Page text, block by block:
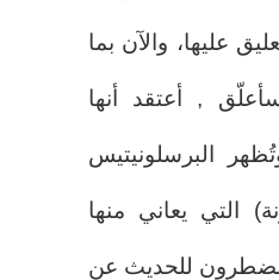
عليها، والآن بما
, أعتقد أنها
البرسلونيتيس
التي يعاني منها
مضطرون للحديث عن